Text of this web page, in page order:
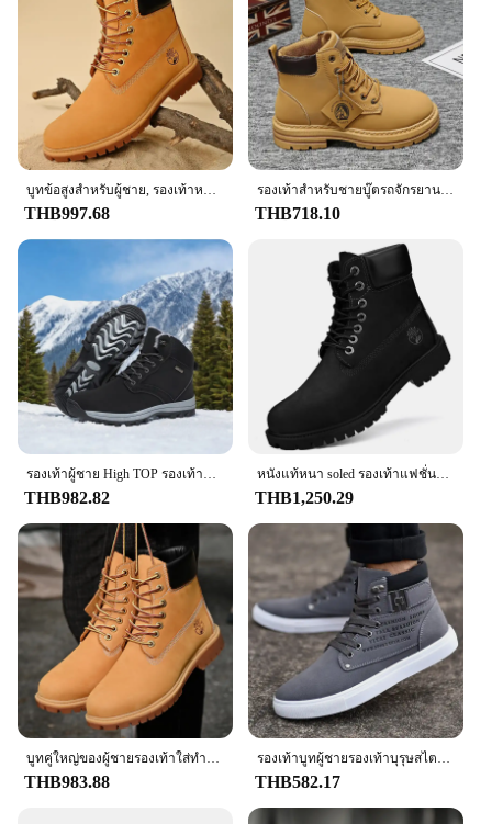
quality, durable footwear to their customers. The
sets are available for sale, providing an affordable
option for those seeking reliable work footwear.
With the Timberland Men Work Slipon Clog, you
can ensure your customers receive the best in
comfort, style, and durability.
บูทข้อสูงสำหรับผู้ชาย, รองเท้าหนังของผู้หญิงที่มีคุณภาพสูงรองเท้าผ้าใบกลางแจ้งแฟชั่นบูทหุ้มข้อกันลื่นสำหรับคู่รัก
THB997.68
รองเท้าสําหรับชายบู๊ตรถจักรยานยนต์บุรุษรองเท้ารองเท้าผ้าใบผู้ชายต้นฉบับ Man เสนอจัดส่งฟรีทหาร Coturnos Timberlands รองเท้า
THB718.10
รองเท้าผู้ชาย High TOP รองเท้าหนังผู้ชายรองเท้าแฟชั่นฤดูหนาว Plush WARM รองเท้ารองเท้าผ้าใบกลางแจ้ง Lace Up ข้อเท้าลื่นรองเท้าชาย
THB982.82
หนังแท้หนา soled รองเท้าแฟชั่นใหม่ผู้ชายและผู้หญิงสไตล์อังกฤษสีเหลืองรองเท้า anti slip workwear รองเท้าหนังรองเท้า
THB1,250.29
THB983.88 THB582.17